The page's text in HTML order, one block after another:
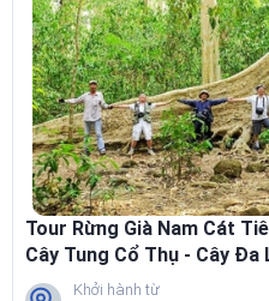
Tour Rừng Già Nam Cát
Cây Tung Cổ Thụ - Cây Đa
Khởi hành từ